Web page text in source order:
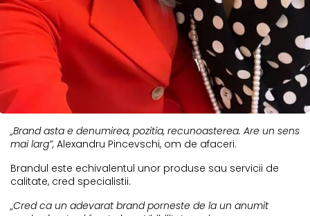
„Brand asta e denumirea, pozitia, recunoasterea. Are un sens
mai larg”, Alexandru Pincevschi, om de afaceri.
Brandul este echivalentul unor produse sau servicii de
calitate, cred specialistii.
„Cred ca un adevarat brand porneste de la un anumit